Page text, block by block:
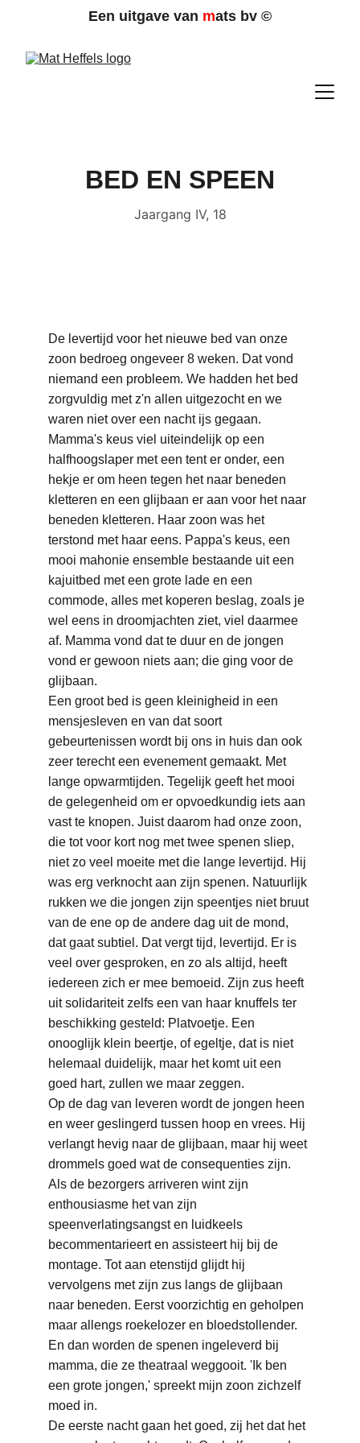
Een uitgave van mats bv ©
BED EN SPEEN
Jaargang IV, 18
De levertijd voor het nieuwe bed van onze
zoon bedroeg ongeveer 8 weken. Dat vond
niemand een probleem. We hadden het bed
zorgvuldig met z'n allen uitgezocht en we
waren niet over een nacht ijs gegaan.
Mamma's keus viel uiteindelijk op een
halfhoogslaper met een tent er onder, een
hekje er om heen tegen het naar beneden
kletteren en een glijbaan er aan voor het naar
beneden kletteren. Haar zoon was het
terstond met haar eens. Pappa's keus, een
mooi mahonie ensemble bestaande uit een
kajuitbed met een grote lade en een
commode, alles met koperen beslag, zoals je
wel eens in droomjachten ziet, viel daarmee
af. Mamma vond dat te duur en de jongen
vond er gewoon niets aan; die ging voor de
glijbaan.
Een groot bed is geen kleinigheid in een
mensjesleven en van dat soort
gebeurtenissen wordt bij ons in huis dan ook
zeer terecht een evenement gemaakt. Met
lange opwarmtijden. Tegelijk geeft het mooi
de gelegenheid om er opvoedkundig iets aan
vast te knopen. Juist daarom had onze zoon,
die tot voor kort nog met twee spenen sliep,
niet zo veel moeite met die lange levertijd. Hij
was erg verknocht aan zijn spenen. Natuurlijk
rukken we die jongen zijn speentjes niet bruut
van de ene op de andere dag uit de mond,
dat gaat subtiel. Dat vergt tijd, levertijd. Er is
veel over gesproken, en zo als altijd, heeft
iedereen zich er mee bemoeid. Zijn zus heeft
uit solidariteit zelfs een van haar knuffels ter
beschikking gesteld: Platvoetje. Een
onooglijk klein beertje, of egeltje, dat is niet
helemaal duidelijk, maar het komt uit een
goed hart, zullen we maar zeggen.
Op de dag van leveren wordt de jongen heen
en weer geslingerd tussen hoop en vrees. Hij
verlangt hevig naar de glijbaan, maar hij weet
drommels goed wat de consequenties zijn.
Als de bezorgers arriveren wint zijn
enthousiasme het van zijn
speenverlatingsangst en luidkeels
becommentarieert en assisteert hij bij de
montage. Tot aan etenstijd glijdt hij
vervolgens met zijn zus langs de glijbaan
naar beneden. Eerst voorzichtig en geholpen
maar allengs roekelozer en bloedstollender.
En dan worden de spenen ingeleverd bij
mamma, die ze theatraal weggooit. 'Ik ben
een grote jongen,' spreekt mijn zoon zichzelf
moed in.
De eerste nacht gaan het goed, zij het dat het